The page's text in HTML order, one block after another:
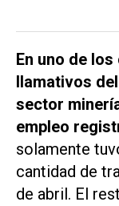
En uno de
llamativos
sector
empleo
solamente
cantidad de
de abril. El